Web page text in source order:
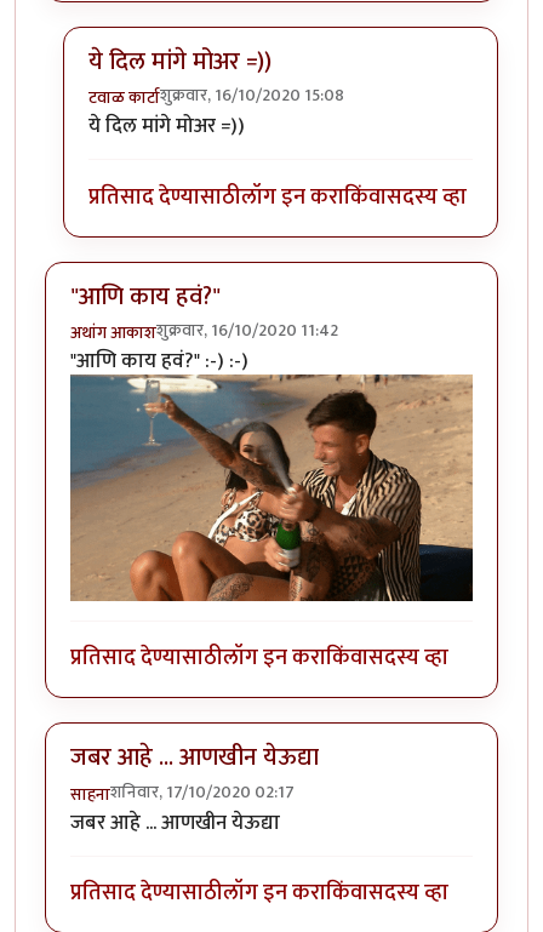
ये दिल मांगे मोअर =))
टवाळ कार्टाशुक्रवार, 16/10/2020 15:08
In reply toअत्यंत वंदनिय अन रात्रस्ममरणीय काव्य
ये दिल मांगे मोअर =))
प्रतिसाद देण्यासाठीलॉग इन कराकिंवासदस्य व्हा
"आणि काय हवं?"
अथांग आकाशशुक्रवार, 16/10/2020 11:42
"आणि काय हवं?" :-) :-)
प्रतिसाद देण्यासाठीलॉग इन कराकिंवासदस्य व्हा
जबर आहे ... आणखीन येऊद्या
साहनाशनिवार, 17/10/2020 02:17
जबर आहे ... आणखीन येऊद्या
प्रतिसाद देण्यासाठीलॉग इन कराकिंवासदस्य व्हा